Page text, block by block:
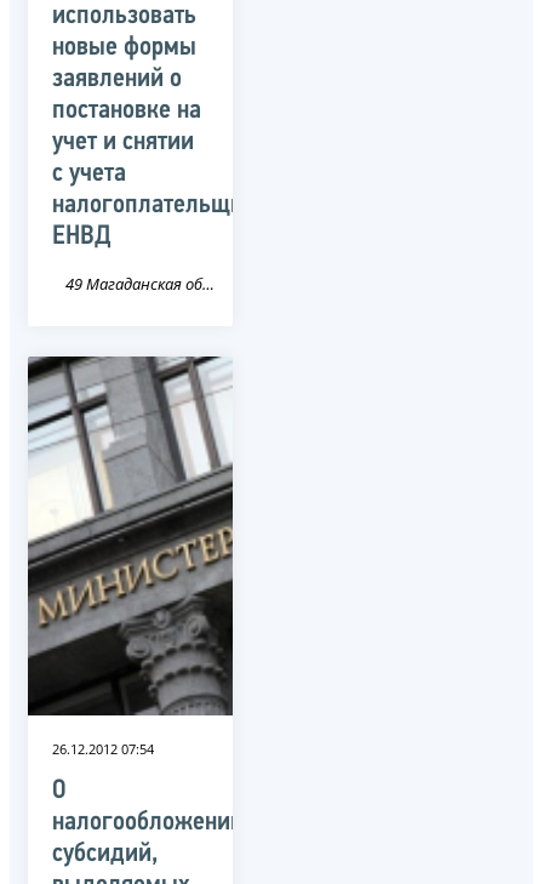
использовать
новые формы
заявлений о
постановке на
учет и снятии
с учета
налогоплательщиков
ЕНВД
49 Магаданская область
26.12.2012 07:54
О
налогообложении
субсидий,